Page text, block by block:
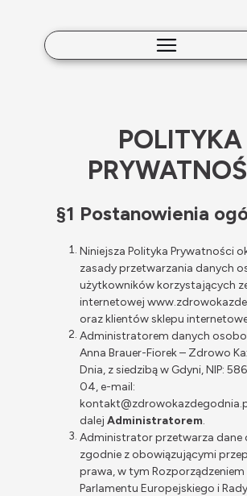
POLITYKA
§1 Postanowienia
Niniejsza Polityka Prywatności
zasady przetwarzania danych
użytkowników korzystających
internetowej
oraz klientów sklepu
Administratorem danych
Anna Brauer-Fiorek – Zdrowo
Dnia, z siedzibą w Gdyni, NIP:
04, e-mail:
dalej Administratorem.
Administrator przetwarza dane
zgodnie z obowiązującymi
prawa, w tym Rozporządzeniem
Parlamentu Europejskiego i